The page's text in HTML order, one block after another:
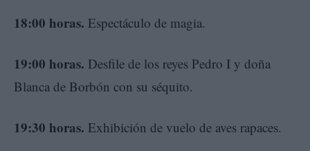
18:00 horas. Espectáculo de magia.
19:00 horas. Desfile de los reyes Pedro I y doña
Blanca de Borbón con su séquito.
19:30 horas. Exhibición de vuelo de aves rapaces.